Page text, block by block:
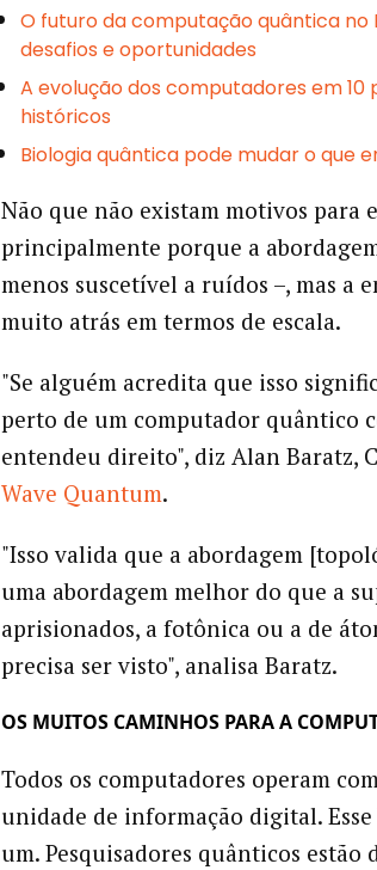
O futuro da computação quântica no
desafios e oportunidades
A evolução dos computadores em
históricos
Biologia quântica pode mudar o que
Não que não existam motivos para
principalmente porque a
menos suscetível a ruídos –, mas a
muito atrás em termos de escala.
"Se alguém acredita que isso
perto de um computador quântico
entendeu direito", diz Alan Baratz,
Wave Quantum.
"Isso valida que a abordagem
uma abordagem melhor do que a
aprisionados, a fotônica ou a de
precisa ser visto", analisa Baratz.
OS MUITOS CAMINHOS PARA A
Todos os computadores operam
unidade de informação digital.
um. Pesquisadores quânticos estão